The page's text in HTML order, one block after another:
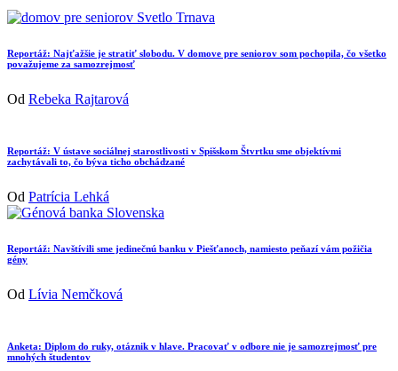
Reportáž: Najťažšie je stratiť slobodu. V domove pre seniorov som pochopila, čo všetko
považujeme za samozrejmosť
Od Rebeka Rajtarová
Reportáž: V ústave sociálnej starostlivosti v Spišskom Štvrtku sme objektívmi
zachytávali to, čo býva ticho obchádzané
Od Patrícia Lehká
Reportáž: Navštívili sme jedinečnú banku v Piešťanoch, namiesto peňazí vám požičia
gény
Od Lívia Nemčková
Anketa: Diplom do ruky, otáznik v hlave. Pracovať v odbore nie je samozrejmosť pre
mnohých študentov